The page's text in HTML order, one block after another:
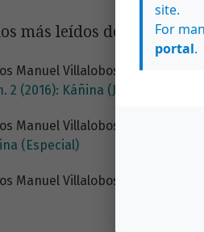
más leídos del mismo
Manuel Villalobos Villalobos,
2 (2016): Káñina (Julio-Diciembre)
Manuel Villalobos Villalobos,
(Especial)
Manuel Villalobos Villalobos,
site.
For
portal.